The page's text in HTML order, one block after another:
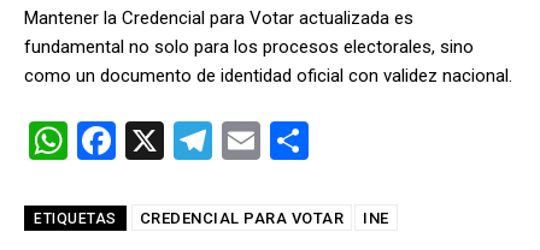
Mantener la Credencial para Votar actualizada es
fundamental no solo para los procesos electorales, sino
como un documento de identidad oficial con validez nacional.
W
at
F
ce
X
T
e
E
ail m
ETIQUETAS CREDENCIAL PARA VOTAR INE